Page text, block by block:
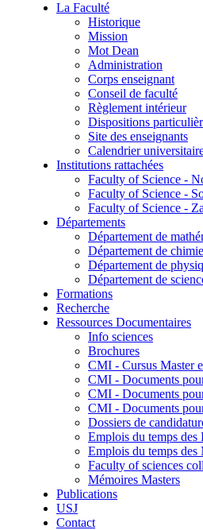
La Faculté
Historique
Mission
Mot Dean
Administration
Corps enseignant
Conseil de faculté
Règlement intérieur
Dispositions
Site des enseignants
Calendrier
Institutions rattachées
Faculty of Science -
Faculty of Science -
Faculty of Science -
Départements
Département de
Département de chimie
Département de
Département de
Formations
Recherche
Ressources Documentaires
Info sciences
Brochures
CMI - Cursus Master
CMI - Documents
CMI - Documents
CMI - Documents
Dossiers de
Emplois du temps des
Emplois du temps des
Faculty of sciences
Mémoires Masters
Publications
USJ
Contact